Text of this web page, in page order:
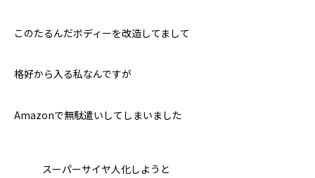
このたるんだボディーを改造してまして
格好から入る私なんですが
Amazonで無駄遣いしてしまいました
スーパーサイヤ人化しようと